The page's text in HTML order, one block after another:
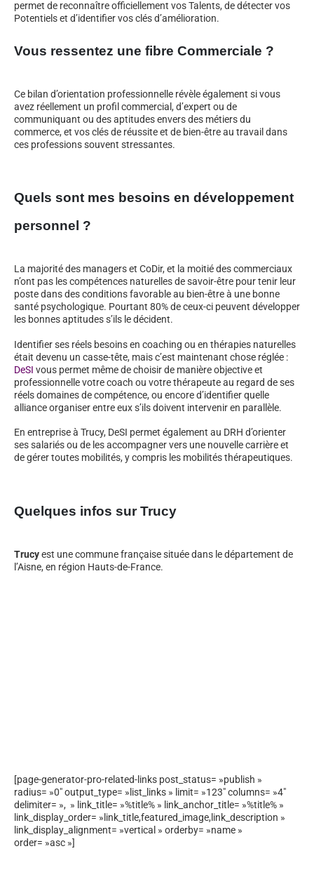
permet de reconnaître officiellement vos Talents, de détecter vos
Potentiels et d’identifier vos clés d’amélioration.
Vous ressentez une fibre Commerciale ?
Ce bilan d’orientation professionnelle révèle également si vous
avez réellement un profil commercial, d’expert ou de
communiquant ou des aptitudes envers des métiers du
commerce, et vos clés de réussite et de bien-être au travail dans
ces professions souvent stressantes.
Quels sont mes besoins en développement
personnel ?
La majorité des managers et CoDir, et la moitié des commerciaux
n’ont pas les compétences naturelles de savoir-être pour tenir leur
poste dans des conditions favorable au bien-être à une bonne
santé psychologique. Pourtant 80% de ceux-ci peuvent développer
les bonnes aptitudes s’ils le décident.
Identifier ses réels besoins en coaching ou en thérapies naturelles
était devenu un casse-tête, mais c’est maintenant chose réglée :
DeSI vous permet même de choisir de manière objective et
professionnelle votre coach ou votre thérapeute au regard de ses
réels domaines de compétence, ou encore d’identifier quelle
alliance organiser entre eux s’ils doivent intervenir en parallèle.
En entreprise à Trucy, DeSI permet également au DRH d’orienter
ses salariés ou de les accompagner vers une nouvelle carrière et
de gérer toutes mobilités, y compris les mobilités thérapeutiques.
Quelques infos sur Trucy
Trucyest une commune française située dans le département de
l’Aisne, en région Hauts-de-France.
[page-generator-pro-related-links post_status= »publish »
radius= »0″ output_type= »list_links » limit= »123″ columns= »4″
delimiter= », » link_title= »%title% » link_anchor_title= »%title% »
link_display_order= »link_title,featured_image,link_description »
link_display_alignment= »vertical » orderby= »name »
order= »asc »]